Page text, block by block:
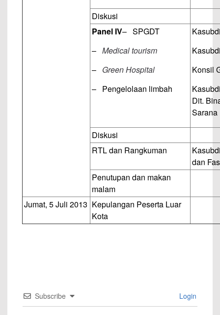
Diskusi
Panel IV– SPGDT
– Medical tourism
– Green Hospital
– Pengelolaan limbah
Konsil
Dit.
Sarana
Diskusi
RTL dan Rangkuman
dan
Penutupan dan makan
malam
Jumat, 5 Juli 2013 Kepulangan Peserta Luar
Kota
Subscribe Login